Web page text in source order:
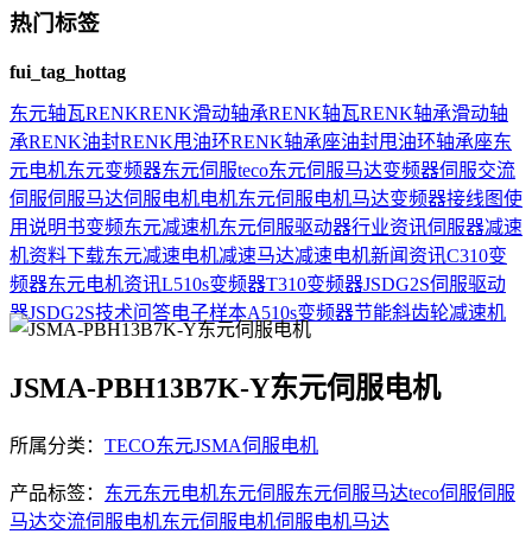
热门标签
fui_tag_hottag
东元轴瓦RENKRENK滑动轴承RENK轴瓦RENK轴承滑动轴
承RENK油封RENK甩油环RENK轴承座油封甩油环轴承座东
元电机东元变频器东元伺服teco东元伺服马达变频器伺服交流
伺服伺服马达伺服电机电机东元伺服电机马达变频器接线图使
用说明书变频东元减速机东元伺服驱动器行业资讯伺服器减速
机资料下载东元减速电机减速马达减速电机新闻资讯C310变
频器东元电机资讯L510s变频器T310变频器JSDG2S伺服驱动
器JSDG2S技术问答电子样本A510s变频器节能斜齿轮减速机
JSMA-PBH13B7K-Y东元伺服电机
所属分类： TECO东元JSMA伺服电机
产品标签： 东元东元电机东元伺服东元伺服马达teco伺服伺服
马达交流伺服电机东元伺服电机伺服电机马达